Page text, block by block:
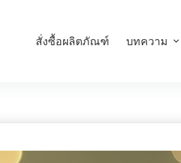
สั่งซื้อผลิตภัณฑ์ บทความ